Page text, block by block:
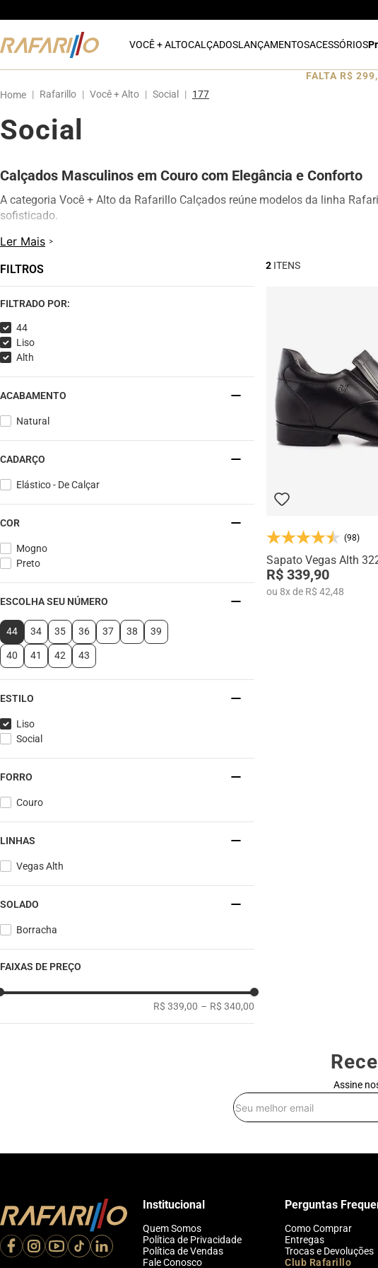
VOCÊ + ALTOCALÇADOSLANÇAMENTOSACESSÓRIOS
FALTA R$
Rafarillo Você + Alto Social 177
Social
Calçados Masculinos em Couro com Elegância e Conforto
A categoria Você + Alto da Rafarillo Calçados reúne modelos da linha
sofisticado.
Os calçados contam com elevação interna de até 7 cm, proporcionando
Na categoria Você + Alto, você encontra sapatos sociais, casuais,
qualquer momento do dia.
Ler Mais
FILTROS
FILTRADO POR:
44
Liso
Alth
ACABAMENTO
Natural
CADARÇO
Elástico - De Calçar
COR
Mogno
Preto
ESCOLHA SEU NÚMERO
44 34 35 36 37 38 39
40 41 42 43
ESTILO
Liso
Social
FORRO
Couro
LINHAS
Vegas Alth
SOLADO
Borracha
FAIXAS DE PREÇO
R$ 339,00 – R$ 340,00
2
(98)
Sapato Vegas Alth
R$ 339,90
ou 8xde R$ 42,48
Assine
Institucional
Quem Somos
Política de Privacidade
Política de Vendas
Fale Conosco
Perguntas
Como Comprar
Entregas
Trocas e Devoluções
Club Rafarillo